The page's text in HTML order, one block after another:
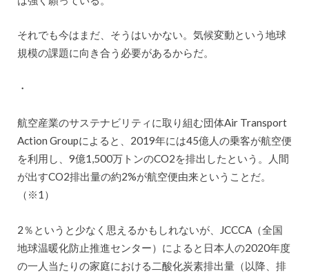
それでも今はまだ、そうはいかない。気候変動という地球
規模の課題に向き合う必要があるからだ。
・
航空産業のサステナビリティに取り組む団体Air Transport
Action Groupによると、2019年には45億人の乗客が航空便
を利用し、9億1,500万トンのCO2を排出したという。人間
が出すCO2排出量の約2%が航空便由来ということだ。
（※1）
2％というと少なく思えるかもしれないが、JCCCA（全国
地球温暖化防止推進センター）によると日本人の2020年度
の一人当たりの家庭における二酸化炭素排出量（以降、排